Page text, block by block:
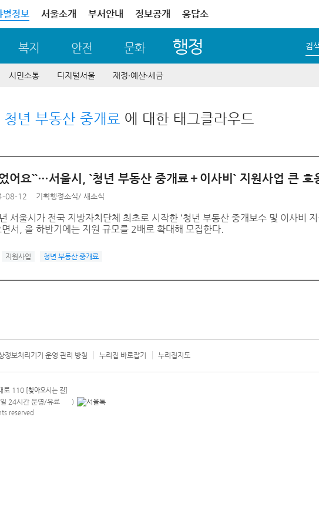
별정보 서울소개 부서안내 정보공개 응답소
복지 안전 문화 행정 검
시민소통 디지털서울 재정∙예산∙세금
청년 부동산 중개료 에 대한 태그클라우드
어요``…서울시, `청년 부동산 중개료＋이사비` 지원사업 큰 호
08-12 기획행정소식/ 새소식
서울시가 전국 지방자치단체 최초로 시작한 ‘청년 부동산 중개보수 및 이사비
서, 올 하반기에는 지원 규모를 2배로 확대해 모집한다.
지원사업 청년 부동산 중개료
정보처리기기 운영·관리 방침 누리집 바로잡기 누리집지도
로 110 [찾아오시는 길]
24시간 운영/유료 안내팝업 열기
)
reserved